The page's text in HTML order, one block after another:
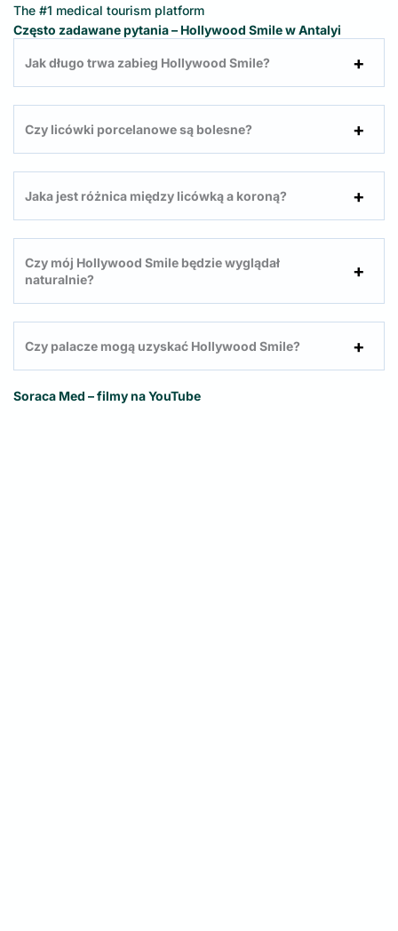
The #1 medical tourism platform
Często zadawane pytania – Hollywood Smile w Antalyi
Jak długo trwa zabieg Hollywood Smile?
Czy licówki porcelanowe są bolesne?
Jaka jest różnica między licówką a koroną?
Czy mój Hollywood Smile będzie wyglądał
naturalnie?
Czy palacze mogą uzyskać Hollywood Smile?
Soraca Med – filmy na YouTube